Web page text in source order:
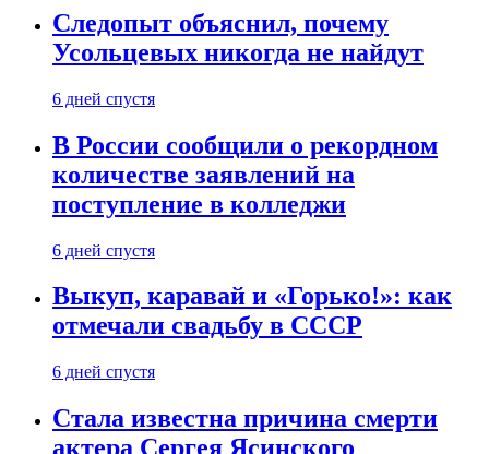
Следопыт объяснил, почему
Усольцевых никогда не найдут
6 дней спустя
В России сообщили о рекордном
количестве заявлений на
поступление в колледжи
6 дней спустя
Выкуп, каравай и «Горько!»: как
отмечали свадьбу в СССР
6 дней спустя
Стала известна причина смерти
актера Сергея Ясинского